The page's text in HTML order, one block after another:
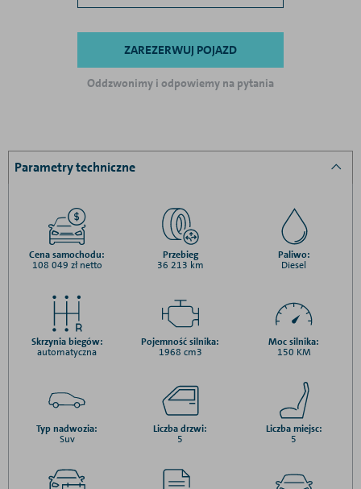
ZAREZERWUJ POJAZD
Oddzwonimy i odpowiemy na pytania
Parametry techniczne
Cena samochodu:
108 049 zł netto
Przebieg
36 213 km
Paliwo:
Diesel
Skrzynia biegów:
automatyczna
Pojemność silnika:
1968 cm3
Moc silnika:
150 KM
Typ nadwozia:
Suv
Liczba drzwi:
5
Liczba miejsc:
5